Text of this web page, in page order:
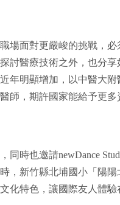
場面對更嚴峻的挑戰，
討醫療技術之外，也分
年明顯增加，以中醫大
師，期許國家能給予更多
時也邀請newDance
，新竹縣北埔國小「陽
化特色，讓國際友人體驗